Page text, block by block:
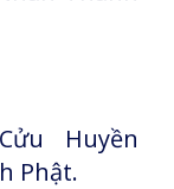
Huyền
Phật.